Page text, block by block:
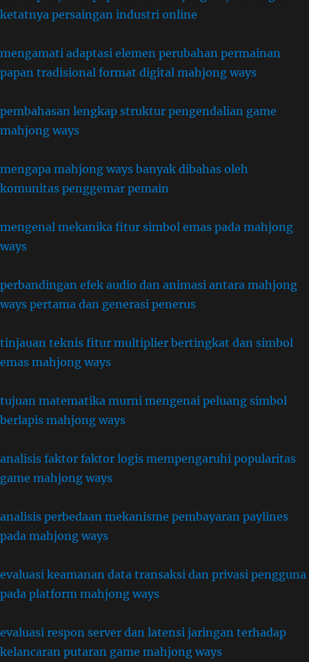
ketatnya persaingan industri online
mengamati adaptasi elemen perubahan permainan
papan tradisional format digital mahjong ways
pembahasan lengkap struktur pengendalian game
mahjong ways
mengapa mahjong ways banyak dibahas oleh
komunitas penggemar pemain
mengenal mekanika fitur simbol emas pada mahjong
ways
perbandingan efek audio dan animasi antara mahjong
ways pertama dan generasi penerus
tinjauan teknis fitur multiplier bertingkat dan simbol
emas mahjong ways
tujuan matematika murni mengenai peluang simbol
berlapis mahjong ways
analisis faktor faktor logis mempengaruhi popularitas
game mahjong ways
analisis perbedaan mekanisme pembayaran paylines
pada mahjong ways
evaluasi keamanan data transaksi dan privasi pengguna
pada platform mahjong ways
evaluasi respon server dan latensi jaringan terhadap
kelancaran putaran game mahjong ways